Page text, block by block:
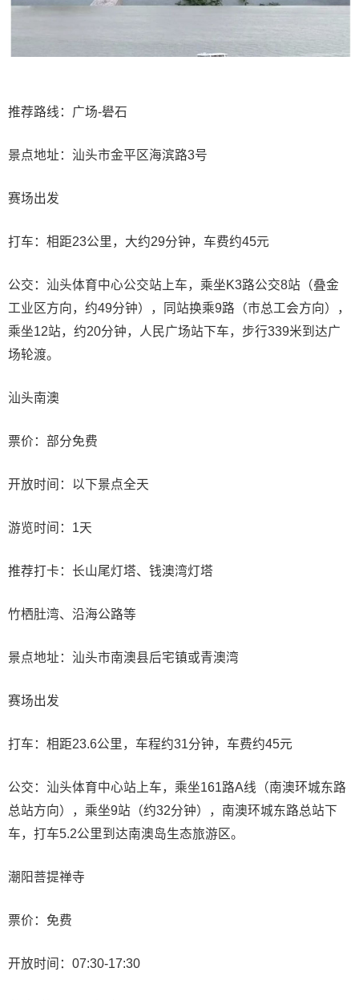
推荐路线：广场-礐石
景点地址：汕头市金平区海滨路3号
赛场出发
打车：相距23公里，大约29分钟，车费约45元
公交：汕头体育中心公交站上车，乘坐K3路公交8站（叠金
工业区方向，约49分钟），同站换乘9路（市总工会方向），
乘坐12站，约20分钟，人民广场站下车，步行339米到达广
场轮渡。
汕头南澳
票价：部分免费
开放时间：以下景点全天
游览时间：1天
推荐打卡：长山尾灯塔、钱澳湾灯塔
竹栖肚湾、沿海公路等
景点地址：汕头市南澳县后宅镇或青澳湾
赛场出发
打车：相距23.6公里，车程约31分钟，车费约45元
公交：汕头体育中心站上车，乘坐161路A线（南澳环城东路
总站方向），乘坐9站（约32分钟），南澳环城东路总站下
车，打车5.2公里到达南澳岛生态旅游区。
潮阳菩提禅寺
票价：免费
开放时间：07:30-17:30